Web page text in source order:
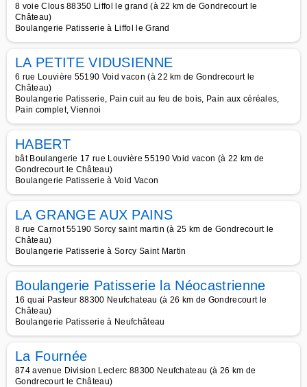
8 voie Clous 88350 Liffol le grand (à 22 km de Gondrecourt le
Château)
Boulangerie Patisserie à Liffol le Grand
LA PETITE VIDUSIENNE
6 rue Louvière 55190 Void vacon (à 22 km de Gondrecourt le
Château)
Boulangerie Patisserie, Pain cuit au feu de bois, Pain aux céréales,
Pain complet, Viennoi
HABERT
bât Boulangerie 17 rue Louvière 55190 Void vacon (à 22 km de
Gondrecourt le Château)
Boulangerie Patisserie à Void Vacon
LA GRANGE AUX PAINS
8 rue Carnot 55190 Sorcy saint martin (à 25 km de Gondrecourt le
Château)
Boulangerie Patisserie à Sorcy Saint Martin
Boulangerie Patisserie la Néocastrienne
16 quai Pasteur 88300 Neufchateau (à 26 km de Gondrecourt le
Château)
Boulangerie Patisserie à Neufchâteau
La Fournée
874 avenue Division Leclerc 88300 Neufchateau (à 26 km de
Gondrecourt le Château)